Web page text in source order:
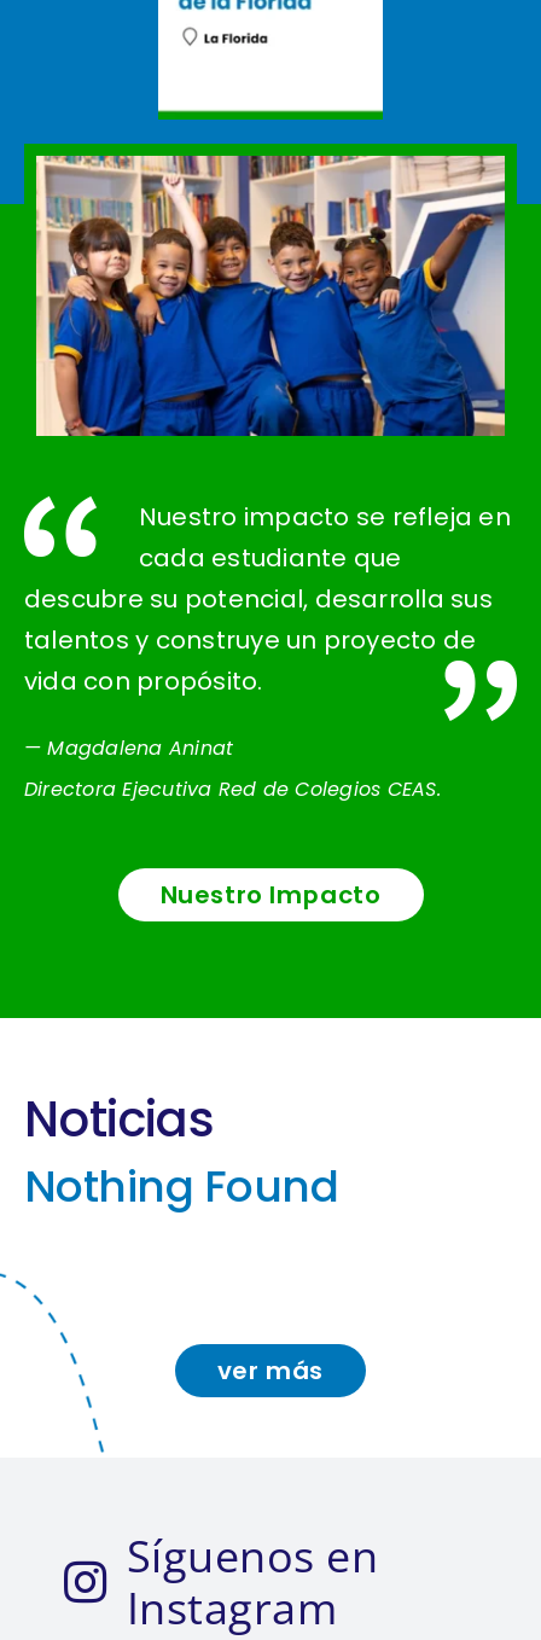
Nuestro impacto se refleja en
cada estudiante que
descubre su potencial, desarrolla sus
talentos y construye un proyecto de
vida con propósito.
— Magdalena Aninat
Directora Ejecutiva Red de Colegios CEAS.
Nuestro Impacto
Noticias
Nothing Found
ver más
Síguenos en
Instagram